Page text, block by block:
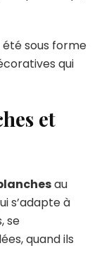
sous forme
qui
et
au
s’adapte à
se
quand ils